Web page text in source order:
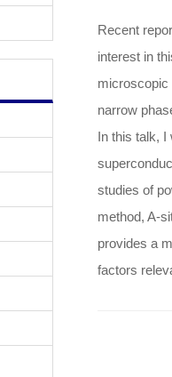
Recent
interest in
microscopic
narrow
In this talk, I
studies of
method, A-
provides a
factors